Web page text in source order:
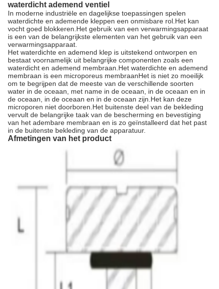
waterdicht ademend ventiel
In moderne industriële en dagelijkse toepassingen spelen
waterdichte en ademende kleppen een onmisbare rol.Het kan
vocht goed blokkeren.Het gebruik van een verwarmingsapparaat
is een van de belangrijkste elementen van het gebruik van een
verwarmingsapparaat.
Het waterdichte en ademend klep is uitstekend ontworpen en
bestaat voornamelijk uit belangrijke componenten zoals een
waterdicht en ademend membraan.Het waterdichte en ademend
membraan is een microporeus membraanHet is niet zo moeilijk
om te begrijpen dat de meeste van de verschillende soorten
water in de oceaan, met name in de oceaan, in de oceaan en in
de oceaan, in de oceaan en in de oceaan zijn.Het kan deze
microporen niet doorboren.Het buitenste deel van de bekleding
vervult de belangrijke taak van de bescherming en bevestiging
van het adembare membraan en is zo geïnstalleerd dat het past
in de buitenste bekleding van de apparatuur.
Afmetingen van het product